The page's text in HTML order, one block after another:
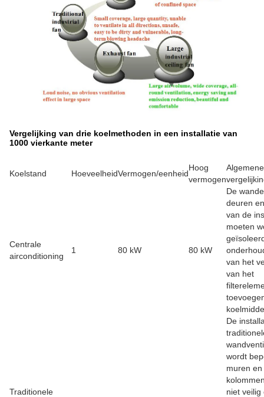
Vergelijking van drie koelmethoden in een installatie van
1000 vierkante meter
Koelstand HoeveelheidVermogen/eenheid
Hoog
vermogen
Algemene
Centrale
airconditioning
1 80 kW 80 kW
De
deuren
van de
moeten
van het
van het
Traditionele
De
wordt
muren en
niet veilig